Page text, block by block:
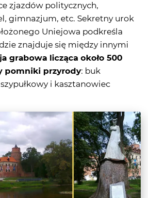
zjazdów politycznych,
gimnazjum, etc. Sekretny urok
Uniejowa podkreśla
znajduje się między innymi
grabowa licząca około 500
pomniki przyrody: buk
i kasztanowiec